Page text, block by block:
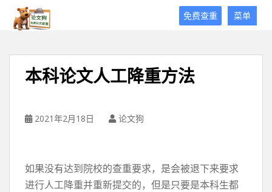
菜单
免费查重
本科论文人工降重方法
2021年2月18日 论文狗
如果没有达到院校的查重要求，是会被退下来要求
进行人工降重并重新提交的，但是只要是本科生都